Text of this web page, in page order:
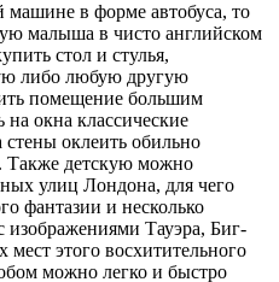
машине в форме автобуса, то
малыша в чисто английском
стол и стулья,
либо любую другую
помещение большим
окна классические
стены оклеить обильно
Также детскую можно
улиц Лондона, для чего
фантазии и несколько
изображениями Тауэра, Биг-
этого восхитительного
можно легко и быстро